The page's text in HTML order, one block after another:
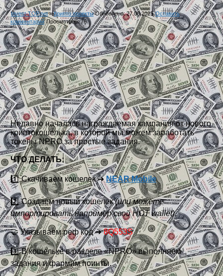
Invest-TOP.net»Крипто проекты Обновлено: 27.08.2025 Оставить
комментарий Просмотров: 76
Недавно началась награждаемая кампания от нового
криптокошелька, в которой мы можем заработать
токены NPRO за простые задания.
ЧТО ДЕЛАТЬ:
1️⃣ Скачиваем кошелек ➜NEAR Mobile
2️⃣ Создаем новый кошелек(или можете
импортировать например свой HOT wallet).
🤝 Указываем реф код ➜8Q553S
3️⃣ В кошельке в разделе «NPRO» выполняем
задания и фармим поинты.